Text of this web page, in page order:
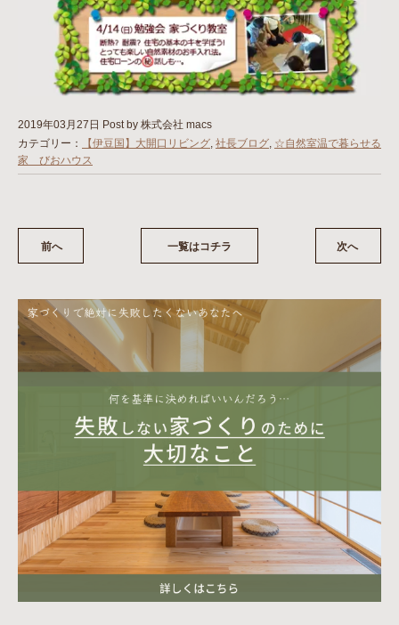
2019年03月27日 Post by 株式会社 macs
カテゴリー：
【伊豆国】大開口リビング, 社長ブログ, ☆自然室温で暮らせる
家 びおハウス
前へ 一覧はコチラ 次へ